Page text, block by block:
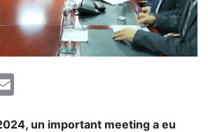
un important meeting a eu